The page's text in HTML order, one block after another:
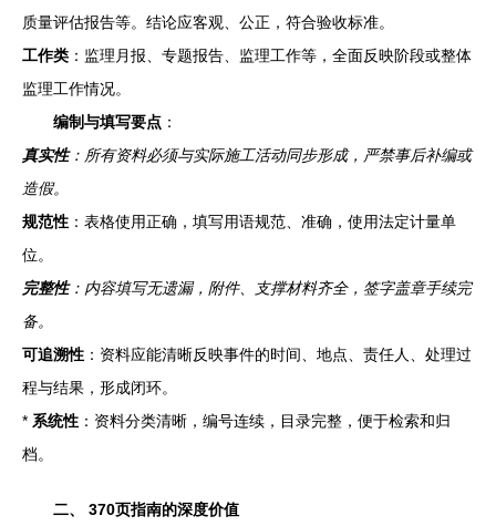
质量评估报告等。结论应客观、公正，符合验收标准。
工作类 ：监理月报、专题报告、监理工作等，全面反映阶段或整体
监理工作情况。
编制与填写要点 ：
真实性：所有资料必须与实际施工活动同步形成，严禁事后补编或
造假。
规范性 ：表格使用正确，填写用语规范、准确，使用法定计量单
位。
完整性：内容填写无遗漏，附件、支撑材料齐全，签字盖章手续完
备。
可追溯性 ：资料应能清晰反映事件的时间、地点、责任人、处理过
程与结果，形成闭环。
* 系统性 ：资料分类清晰，编号连续，目录完整，便于检索和归
档。
二、 370页指南的深度价值